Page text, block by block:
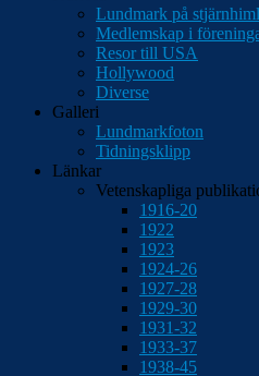
Lundmark på
Medlemskap i
Resor till USA
Hollywood
Diverse
Galleri
Lundmarkfoton
Tidningsklipp
Länkar
Vetenskapliga
1916-20
1922
1923
1924-26
1927-28
1929-30
1931-32
1933-37
1938-45